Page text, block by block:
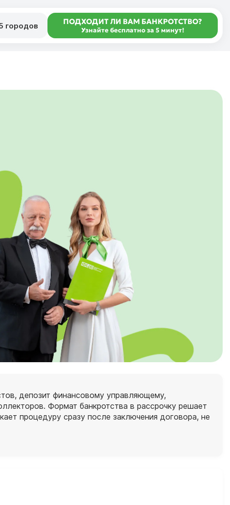
городов ПОДХОДИТ ЛИ ВАМ БАНКРОТСТВО?
Узнайте бесплатно за 5 минут!
депозит финансовому управляющему,
Формат банкротства в рассрочку решает
процедуру сразу после заключения договора, не